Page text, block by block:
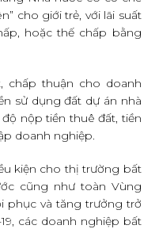
cho giới trẻ, với lãi suất
hoặc thế chấp bằng
chấp thuận cho doanh
sử dụng đất dự án nhà
nộp tiền thuê đất, tiền
doanh nghiệp.
kiện cho thị trường bất
cũng như toàn Vùng
phục và tăng trưởng trở
các doanh nghiệp bất